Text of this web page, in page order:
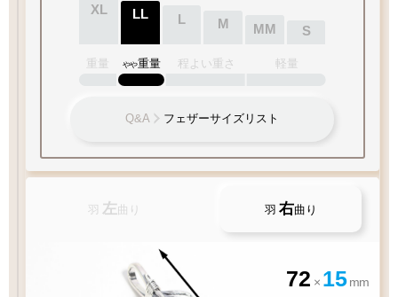
XL LL L M MM S
重量 やや重量 程よい重さ 軽量
Q&A フェザーサイズリスト
羽 左曲り 羽 右曲り
72 × 15 mm